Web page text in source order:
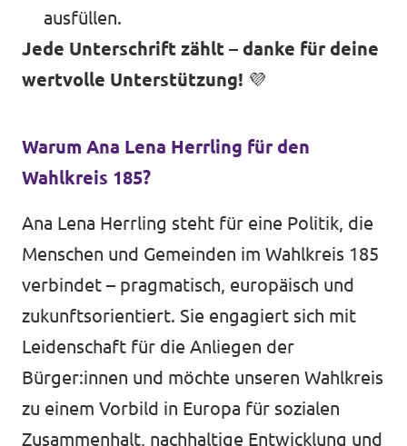
ausfüllen.
Jede Unterschrift zählt – danke für deine
wertvolle Unterstützung! 💜
Warum Ana Lena Herrling für den
Wahlkreis 185?
Ana Lena Herrling steht für eine Politik, die
Menschen und Gemeinden im Wahlkreis 185
verbindet – pragmatisch, europäisch und
zukunftsorientiert. Sie engagiert sich mit
Leidenschaft für die Anliegen der
Bürger:innen und möchte unseren Wahlkreis
zu einem Vorbild in Europa für sozialen
Zusammenhalt, nachhaltige Entwicklung und